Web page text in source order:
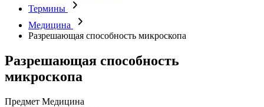
Термины
Медицина
Разрешающая способность микроскопа
Разрешающая способность
микроскопа
Предмет Медицина